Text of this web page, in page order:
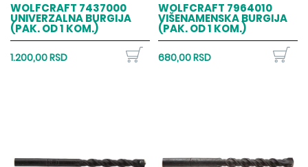
WOLFCRAFT 7437000
UNIVERZALNA BURGIJA
(PAK. OD 1 KOM.)
1.200,00 RSD
WOLFCRAFT 7964010
VIŠENAMENSKA BURGIJA
(PAK. OD 1 KOM.)
680,00 RSD